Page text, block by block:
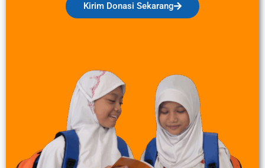
Kirim Donasi Sekarang